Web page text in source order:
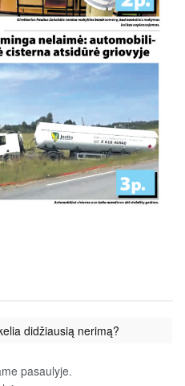
didžiausią nerimą?
pasaulyje.